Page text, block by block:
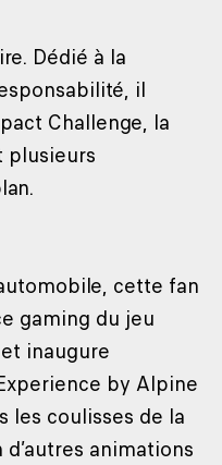
Dédié à la
il
Challenge, la
plusieurs
cette fan
gaming du jeu
inaugure
by Alpine
les coulisses de la
animations